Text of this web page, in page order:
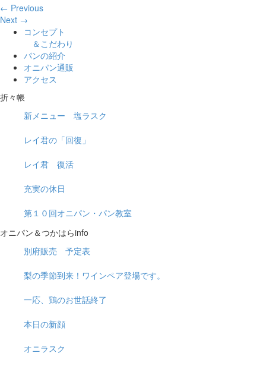
← Previous
Next →
コンセプト
＆こだわり
パンの紹介
オニパン通販
アクセス
折々帳
新メニュー 塩ラスク
レイ君の「回復」
レイ君 復活
充実の休日
第１０回オニパン・パン教室
オニパン＆つかはらinfo
別府販売 予定表
梨の季節到来！ワインペア登場です。
一応、鶏のお世話終了
本日の新顔
オニラスク